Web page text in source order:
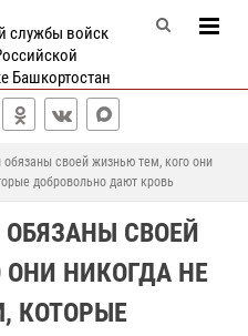
службы войск
Башкортостан
своей жизнью тем, кого они
добровольно дают кровь
СВОЕЙ
НИКОГДА НЕ
КОТОРЫЕ